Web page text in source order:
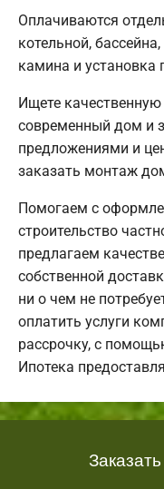
Оплачиваются
котельной,
камина и установка
Ищете
современный дом и
предложениями и
заказать монтаж
Помогаем с
строительство
предлагаем
собственной
ни о чем не
оплатить услуги
рассрочку, с
Ипотека